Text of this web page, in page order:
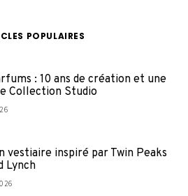
POPULAIRES
: 10 ans de création et une
Collection Studio
vestiaire inspiré par Twin Peaks
Lynch